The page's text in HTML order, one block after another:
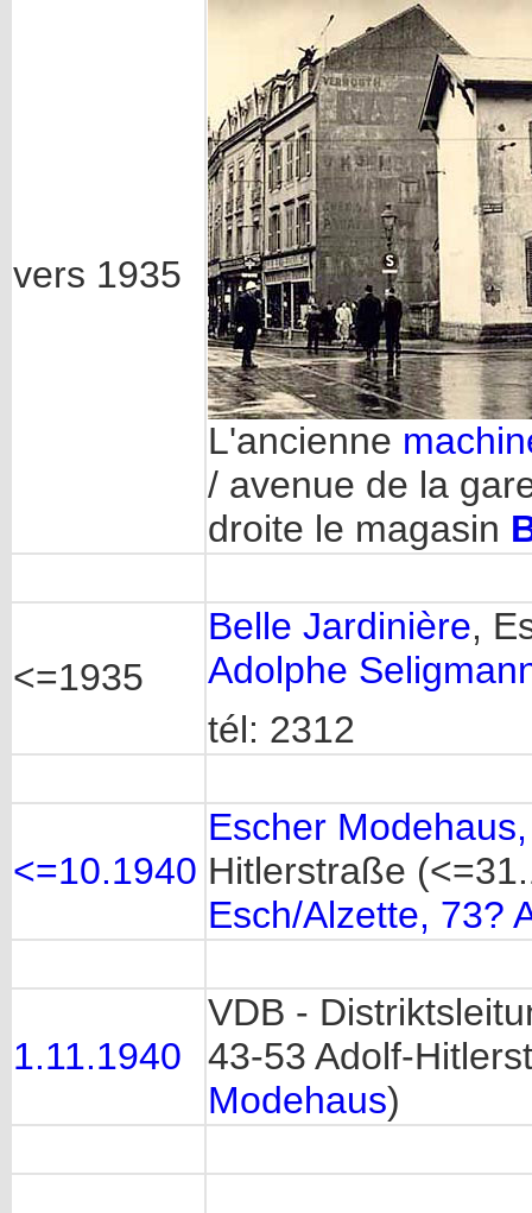
vers 1935
L'ancienne
/ avenue de la
droite le magasin
<=1935
Belle Jardinière,
Adolphe
tél: 2312
<=10.1940
Escher
Hitlerstraße
Esch/Alzette, 73?
1.11.1940
VDB -
43-53 Adolf-
Modehaus)